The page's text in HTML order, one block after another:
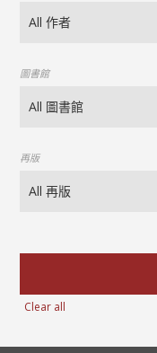
圖書館
再版
Clear all